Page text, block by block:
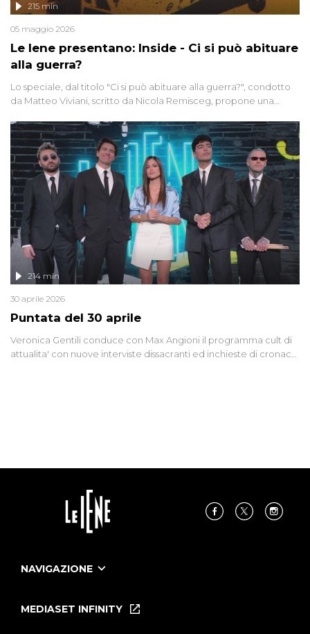
Le Iene presentano: Inside - Ci si può abituare
alla guerra?
215 min
05 maggio 2026
Lo speciale, dal titolo "Ci si può abituare alla guerra?", condotto
da Matteo Viviani, scritto da Nicola Remisceg, propone una
di settore - su quanto la guerra sia diventata una realtà pervasiva.
Anche se l'Italia non è direttamente coinvolta in conflitti armati, il
contesto globale rende impossibile considerarla un fenomeno
lontano.
Puntata del 30 aprile
214 min
30 aprile 2026
Veronica Gentili conduce con Max Angioni il programma cult di
attualita' con nuove interviste dissacranti ed inchieste di cronaca
NAVIGAZIONE
Le Iene Presentano Inside
MEDIASET INFINITY